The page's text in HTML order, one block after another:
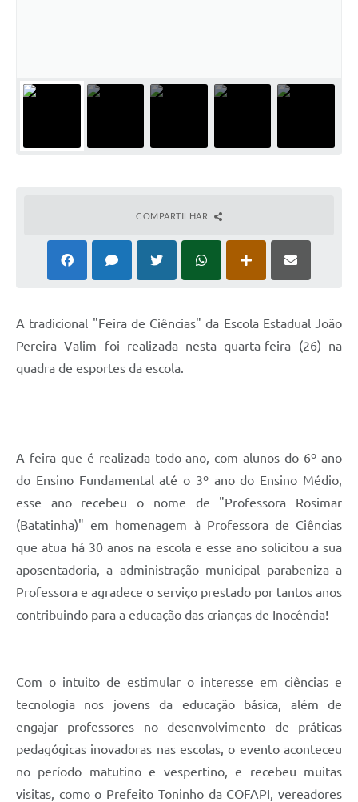
Recursos Liberados
licenciamento ambiental
Fale conosco
COMPARTILHAR
A tradicional "Feira de Ciências" da Escola Estadual João
Pereira Valim foi realizada nesta quarta-feira (26) na
quadra de esportes da escola.
A feira que é realizada todo ano, com alunos do 6º ano
do Ensino Fundamental até o 3º ano do Ensino Médio,
esse ano recebeu o nome de "Professora Rosimar
(Batatinha)" em homenagem à Professora de Ciências
que atua há 30 anos na escola e esse ano solicitou a sua
aposentadoria, a administração municipal parabeniza a
Professora e agradece o serviço prestado por tantos anos
contribuindo para a educação das crianças de Inocência!
Com o intuito de estimular o interesse em ciências e
tecnologia nos jovens da educação básica, além de
engajar professores no desenvolvimento de práticas
pedagógicas inovadoras nas escolas, o evento aconteceu
no período matutino e vespertino, e recebeu muitas
visitas, como o Prefeito Toninho da COFAPI, vereadores